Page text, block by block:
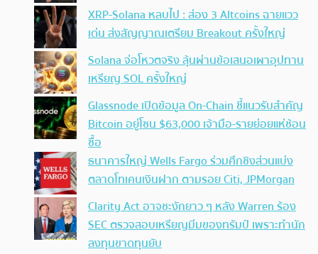
XRP-Solana หลบไป : ส่อง 3 Altcoins ฉายแวว
เด่น ส่งสัญญาณเตรียม Breakout ครั้งใหญ่
Solana จ่อโหวตจริง ลุ้นผ่านข้อเสนอเผาอุปทาน
เหรียญ SOL ครั้งใหญ่
Glassnode เปิดข้อมูล On-Chain ชี้แนวรับสำคัญ
Bitcoin อยู่โซน $63,000 เจ้ามือ-รายย่อยแห่ช้อน
ซื้อ
ธนาคารใหญ่ Wells Fargo ร่วมศึกชิงส่วนแบ่ง
ตลาดโทเคนเงินฝาก ตามรอย Citi, JPMorgan
Clarity Act อาจชะงักยาว ๆ หลัง Warren ร้อง
SEC ตรวจสอบเหรียญมีมของทรัมป์ เพราะทำนัก
ลงทุนขาดทุนยับ